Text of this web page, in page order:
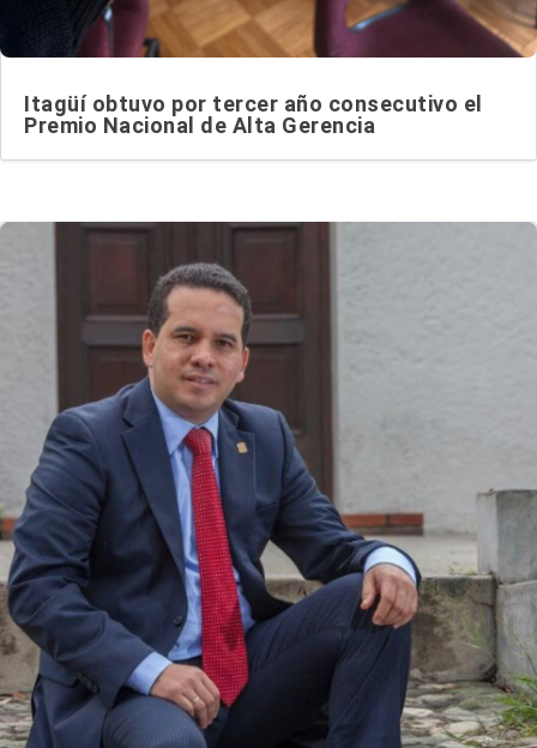
Itagüí obtuvo por tercer año consecutivo el
Premio Nacional de Alta Gerencia